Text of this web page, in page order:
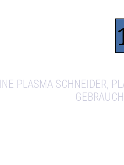
PLASMA SCHNEIDER,